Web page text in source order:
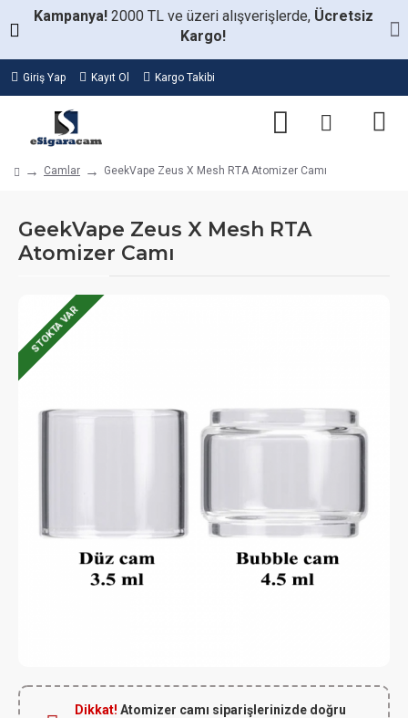
Kampanya! 2000 TL ve üzeri alışverişlerde, Ücretsiz
Kargo!
Giriş Yap Kayıt Ol Kargo Takibi
Camlar GeekVape Zeus X Mesh RTA Atomizer Camı
GeekVape Zeus X Mesh RTA
Atomizer Camı
STOKTA VAR
Dikkat! Atomizer camı siparişlerinizde doğru